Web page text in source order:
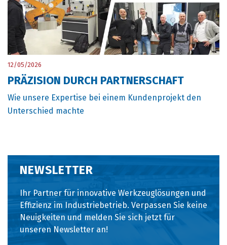
12/05/2026
PRÄZISION DURCH PARTNERSCHAFT
Wie unsere Expertise bei einem Kundenprojekt den
Unterschied machte
NEWSLETTER
Ihr Partner für innovative Werkzeuglösungen und
Effizienz im Industriebetrieb. Verpassen Sie keine
Neuigkeiten und melden Sie sich jetzt für
unseren Newsletter an!